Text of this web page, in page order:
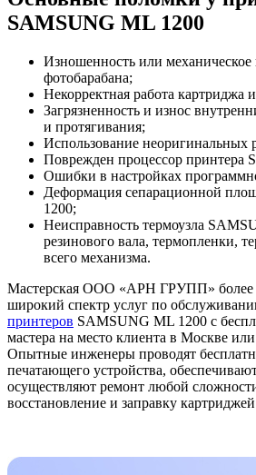
SAMSUNG ML 1200
Изношенность или
фотобарабана;
Некорректная работа картриджа
Загрязненность и износ
и протягивания;
Использование неоригинальных
Поврежден процессор принтера
Ошибки в настройках
Деформация сепарационной
1200;
Неисправность термоузла
резинового вала, термопленки,
всего механизма.
Мастерская ООО «АРН ГРУПП» более
широкий спектр услуг по
принтеров SAMSUNG ML 1200 с
мастера на место клиента в Москве
Опытные инженеры проводят
печатающего устройства,
осуществляют ремонт любой
восстановление и заправку